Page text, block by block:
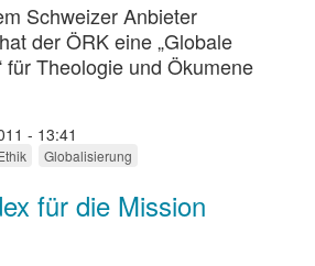
Schweizer Anbieter
der ÖRK eine „Globale
für Theologie und Ökumene
- 13:41
Globalisierung
für die Mission